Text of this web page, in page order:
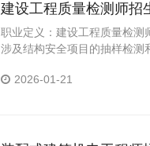
建设工程质量检测师招
职业定义：建设工程质量检测
涉及结构安全项目的抽样检测
制性标准的情况，以及涉及结
2026-01-21